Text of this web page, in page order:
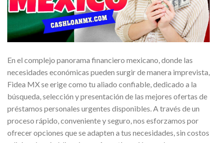
En el complejo panorama financiero mexicano, donde las
necesidades económicas pueden surgir de manera imprevista,
Fidea MX se erige como tu aliado confiable, dedicado a la
búsqueda, selección y presentación de las mejores ofertas de
préstamos personales urgentes disponibles. A través de un
proceso rápido, conveniente y seguro, nos esforzamos por
ofrecer opciones que se adapten a tus necesidades, sin costos